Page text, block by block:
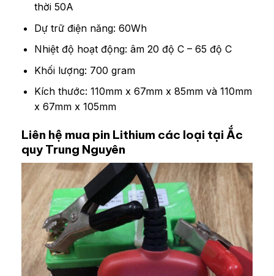
thời 50A
Dự trữ điện năng: 60Wh
Nhiệt độ hoạt động: âm 20 độ C – 65 độ C
Khối lượng: 700 gram
Kích thước: 110mm x 67mm x 85mm và 110mm
x 67mm x 105mm
Liên hệ mua pin Lithium các loại tại Ắc
quy Trung Nguyên